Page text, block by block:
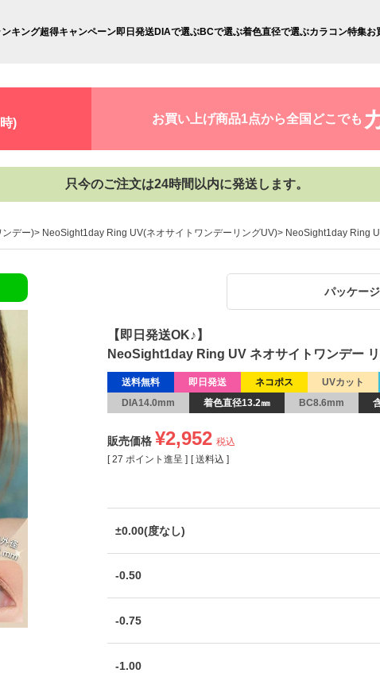
ンキング超得キャンペーン即日発送DIAで選ぶBCで選ぶ着色直径で選ぶカラコン特集お
) お買い上げ商品1点から全国どこでも
只今のご注文は24時間以内に発送します。
ンデー) NeoSight1day Ring UV(ネオサイトワンデーリングUV) NeoSight1day Ring
パッケー
【即日発送OK♪】
NeoSight1day Ring UV ネオサイトワンデー
送料無料 即日発送 ネコポス UVカット
DIA14.0mm
着色直径13.2㎜ BC8.6mm
販売価格 ¥2,952 税込
[ 27 ポイント進呈 ] 送料込
±0.00(度なし)
-0.50
-0.75
-1.00